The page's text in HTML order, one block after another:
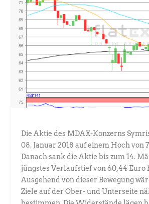
Die Aktie des MDAX-Konzerns
08. Januar 2018 auf einem Hoch von
Danach sank die Aktie bis zum 14.
jüngstes Verlaufstief von 60,44 Euro
Ausgehend von dieser Bewegung
Ziele auf der Ober- und Unterseite